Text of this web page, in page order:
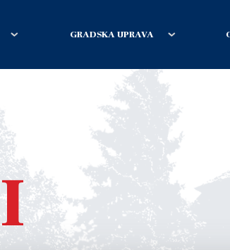
GRADSKA UPRAVA